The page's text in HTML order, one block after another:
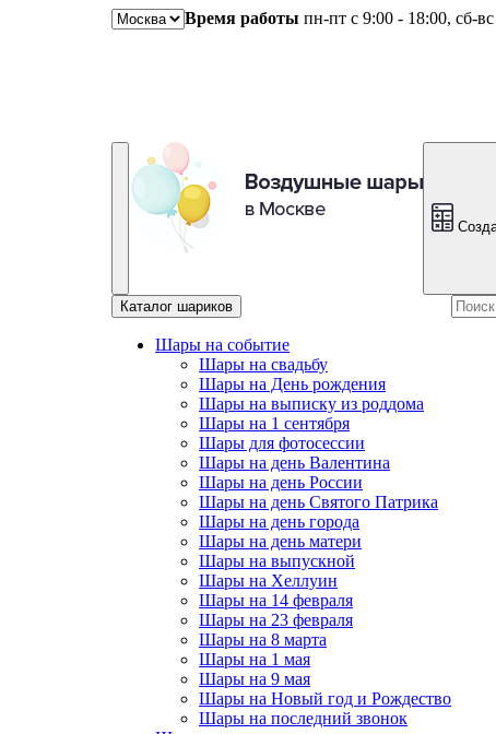
Время работы пн-пт с 9:00 - 18:00, сб-
Каталог шариков
Шары на событие
Шары на свадьбу
Шары на День рождения
Шары на выписку из роддома
Шары на 1 сентября
Шары для фотосессии
Шары на день Валентина
Шары на день России
Шары на день Святого Патрика
Шары на день города
Шары на день матери
Шары на выпускной
Шары на Хеллуин
Шары на 14 февраля
Шары на 23 февраля
Шары на 8 марта
Шары на 1 мая
Шары на 9 мая
Шары на Новый год и Рождество
Шары на последний звонок